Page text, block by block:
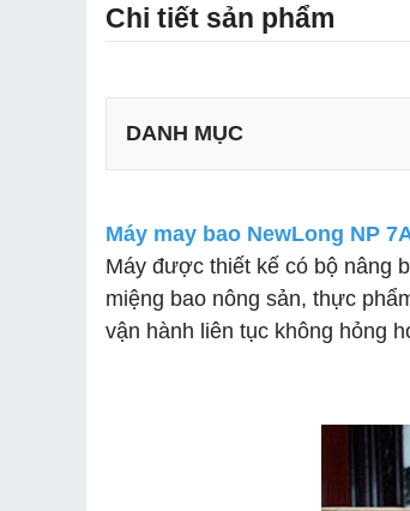
Chi tiết sản phẩm
DANH MỤC
Máy may bao NewLong NP
Máy được thiết kế có bộ nâng
miệng bao nông sản, thực
vận hành liên tục không hỏng